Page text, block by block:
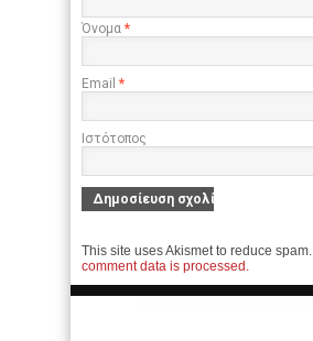
Όνομα *
Email *
Ιστότοπος
This site uses Akismet to reduce spam.
comment data is processed.